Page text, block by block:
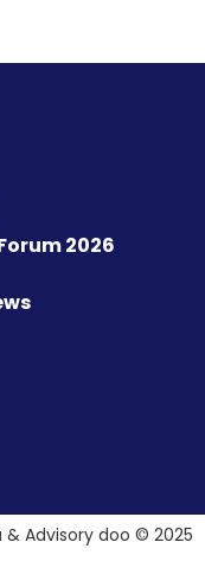
2026
& Advisory doo © 2025